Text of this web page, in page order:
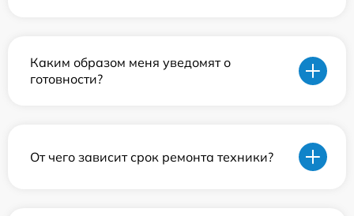
Каким образом меня уведомят о
готовности?
От чего зависит срок ремонта техники?